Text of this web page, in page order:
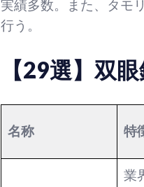
実績多数。また、タモ
行う。
【29選】双
名称 特
業